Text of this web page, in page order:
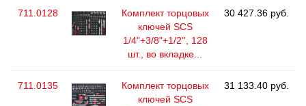
711.0128
Комплект торцовых
ключей SCS
1/4"+3/8"+1/2'', 128
шт., во вкладке...
30 427.36 руб.
711.0135
Комплект торцовых
ключей SCS
31 133.40 руб.